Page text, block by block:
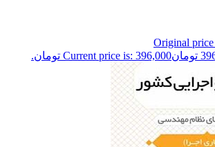
Original price
تومانCurrent price is: 396,000 تومان.